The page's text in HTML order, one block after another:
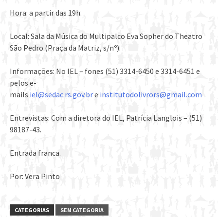
Hora: a partir das 19h.
Local: Sala da Música do Multipalco Eva Sopher do Theatro
São Pedro (Praça da Matriz, s/nº).
Informações: No IEL – fones (51) 3314-6450 e 3314-6451 e
pelos e-
mails iel@sedac.rs.gov.bre institutodolivrors@gmail.com
Entrevistas: Com a diretora do IEL, Patrícia Langlois – (51)
98187-43.
Entrada franca.
Por: Vera Pinto
CATEGORIAS SEM CATEGORIA